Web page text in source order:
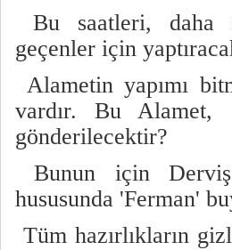
Bu saatleri, daha
geçenler için
Alametin yapımı
vardır. Bu Alamet,
gönderilecektir?
Bunun için
hususunda 'Ferman'
Tüm hazırlıkların